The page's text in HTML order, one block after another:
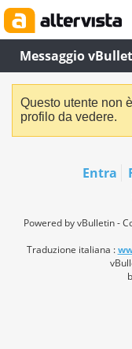
Messaggio
Questo utente non
profilo da vedere.
Entra
Powered by vBulletin -
Traduzione italiana :